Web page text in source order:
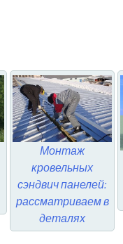
Монтаж
кровельных
сэндвич панелей:
рассматриваем в
деталях